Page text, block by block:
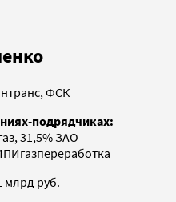
ФСК
подрядчиках:
31,5% ЗАО
млрд руб.